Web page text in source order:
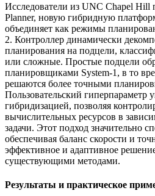
Исследователи из UNC Chapel Hill
Planner, новую гибридную
объединяет как режимы
2. Контроллер динамически
планирования на подцели,
или сложные. Простые подцели
планировщиками System-1, в то
решаются более точными
Пользовательский гиперпараметр
гибридизацией, позволяя
вычислительных ресурсов в
задачи. Этот подход значительно
обеспечивая баланс скорости и
эффективное и адаптивное
существующими методами.
Результаты и практическое